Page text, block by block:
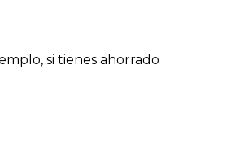
si tienes ahorrado